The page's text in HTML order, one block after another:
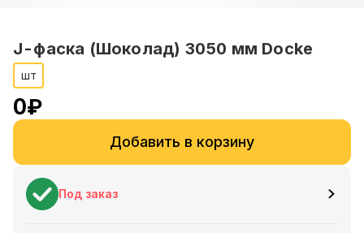
J-фаска (Шоколад) 3050 мм Docke
шт
0₽
Добавить в корзину
Под заказ